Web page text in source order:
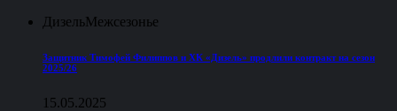
ДизельМежсезонье
Защитник Тимофей Филиппов и ХК «Дизель» продлили контракт на сезон
2025/26
15.05.2025